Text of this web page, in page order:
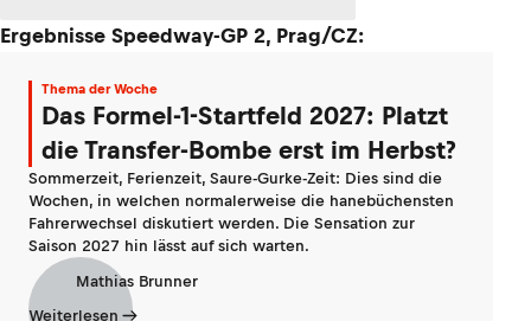
Ergebnisse Speedway-GP 2, Prag/CZ:
Thema der Woche
Das Formel-1-Startfeld 2027: Platzt
die Transfer-Bombe erst im Herbst?
Sommerzeit, Ferienzeit, Saure-Gurke-Zeit: Dies sind die
Wochen, in welchen normalerweise die hanebüchensten
Fahrerwechsel diskutiert werden. Die Sensation zur
Saison 2027 hin lässt auf sich warten.
Mathias Brunner
Weiterlesen